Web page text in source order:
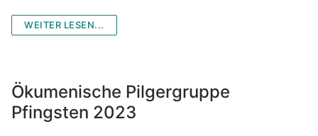
WEITER LESEN...
Ökumenische Pilgergruppe
Pfingsten 2023